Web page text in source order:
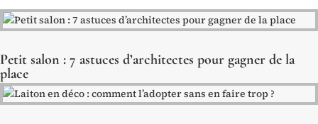
Petit salon : 7 astuces d’architectes pour gagner de la
place